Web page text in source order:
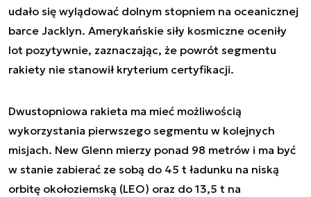
udało się wylądować dolnym stopniem na oceanicznej
barce Jacklyn. Amerykańskie siły kosmiczne oceniły
lot pozytywnie, zaznaczając, że powrót segmentu
rakiety nie stanowił kryterium certyfikacji.
Dwustopniowa rakieta ma mieć możliwością
wykorzystania pierwszego segmentu w kolejnych
misjach. New Glenn mierzy ponad 98 metrów i ma być
w stanie zabierać ze sobą do 45 t ładunku na niską
orbitę okołoziemską (LEO) oraz do 13,5 t na